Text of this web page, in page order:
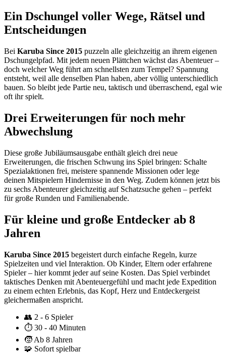
Ein Dschungel voller Wege, Rätsel und
Entscheidungen
Bei Karuba Since 2015 puzzeln alle gleichzeitig an ihrem eigenen
Dschungelpfad. Mit jedem neuen Plättchen wächst das Abenteuer –
doch welcher Weg führt am schnellsten zum Tempel? Spannung
entsteht, weil alle denselben Plan haben, aber völlig unterschiedlich
bauen. So bleibt jede Partie neu, taktisch und überraschend, egal wie
oft ihr spielt.
Drei Erweiterungen für noch mehr
Abwechslung
Diese große Jubiläumsausgabe enthält gleich drei neue
Erweiterungen, die frischen Schwung ins Spiel bringen: Schalte
Spezialaktionen frei, meistere spannende Missionen oder lege
deinen Mitspielern Hindernisse in den Weg. Zudem können jetzt bis
zu sechs Abenteurer gleichzeitig auf Schatzsuche gehen – perfekt
für große Runden und Familienabende.
Für kleine und große Entdecker ab 8
Jahren
Karuba Since 2015 begeistert durch einfache Regeln, kurze
Spielzeiten und viel Interaktion. Ob Kinder, Eltern oder erfahrene
Spieler – hier kommt jeder auf seine Kosten. Das Spiel verbindet
taktisches Denken mit Abenteuergefühl und macht jede Expedition
zu einem echten Erlebnis, das Kopf, Herz und Entdeckergeist
gleichermaßen anspricht.
👥 2 - 6 Spieler
⏱️ 30 - 40 Minuten
🧒 Ab 8 Jahren
🧩 Sofort spielbar